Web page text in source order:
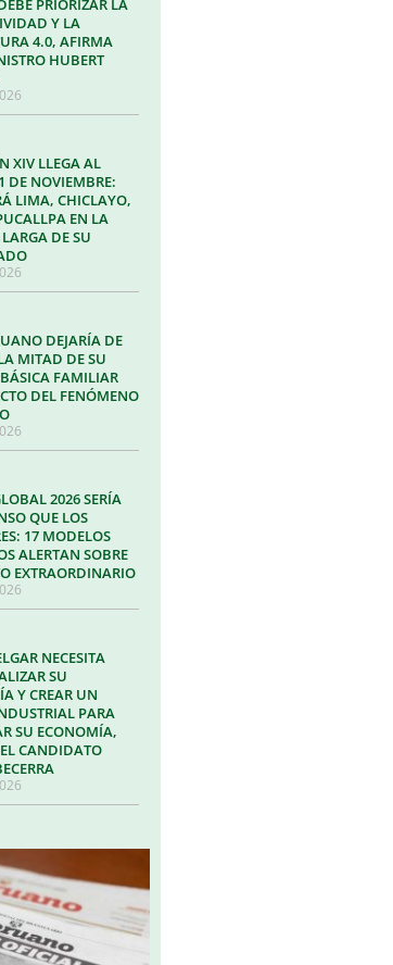
PRIORIZAR LA
Y LA
4.0, AFIRMA
HUBERT
XIV LLEGA AL
DE NOVIEMBRE:
LIMA, CHICLAYO,
EN LA
DE SU
DEJARÍA DE
MITAD DE SU
FAMILIAR
DEL FENÓMENO
2026 SERÍA
QUE LOS
17 MODELOS
ALERTAN SOBRE
EXTRAORDINARIO
NECESITA
SU
Y CREAR UN
PARA
SU ECONOMÍA,
CANDIDATO